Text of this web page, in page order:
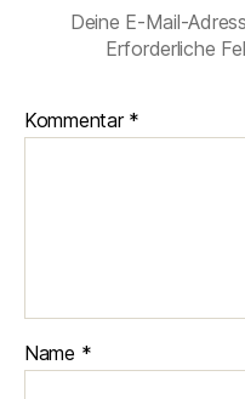
Deine E-Mail-
Erforderliche
Kommentar *
Name *